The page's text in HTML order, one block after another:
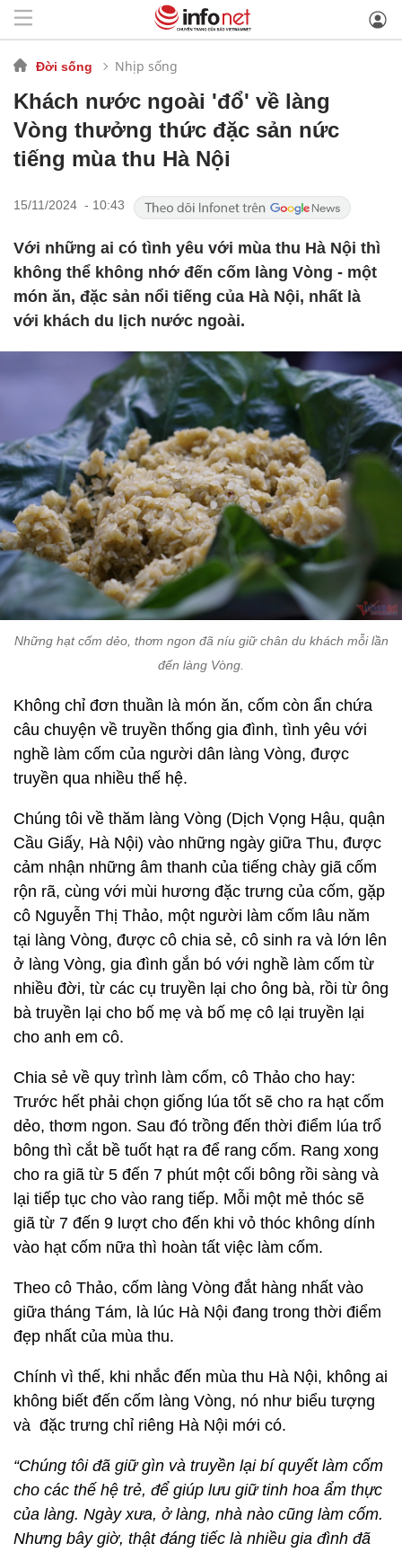
Đời sống Nhịp sống
Khách nước ngoài 'đổ' về làng
Vòng thưởng thức đặc sản nức
tiếng mùa thu Hà Nội
15/11/2024 - 10:43
Với những ai có tình yêu với mùa thu Hà Nội thì
không thể không nhớ đến cốm làng Vòng - một
món ăn, đặc sản nổi tiếng của Hà Nội, nhất là
với khách du lịch nước ngoài.
Những hạt cốm dẻo, thơm ngon đã níu giữ chân du khách mỗi lần
đến làng Vòng.
Không chỉ đơn thuần là món ăn, cốm còn ẩn chứa
câu chuyện về truyền thống gia đình, tình yêu với
nghề làm cốm của người dân làng Vòng, được
truyền qua nhiều thế hệ.
Chúng tôi về thăm làng Vòng (Dịch Vọng Hậu, quận
Cầu Giấy, Hà Nội) vào những ngày giữa Thu, được
cảm nhận những âm thanh của tiếng chày giã cốm
rộn rã, cùng với mùi hương đặc trưng của cốm, gặp
cô Nguyễn Thị Thảo, một người làm cốm lâu năm
tại làng Vòng, được cô chia sẻ, cô sinh ra và lớn lên
ở làng Vòng, gia đình gắn bó với nghề làm cốm từ
nhiều đời, từ các cụ truyền lại cho ông bà, rồi từ ông
bà truyền lại cho bố mẹ và bố mẹ cô lại truyền lại
cho anh em cô.
Chia sẻ về quy trình làm cốm, cô Thảo cho hay:
Trước hết phải chọn giống lúa tốt sẽ cho ra hạt cốm
dẻo, thơm ngon. Sau đó trồng đến thời điểm lúa trổ
bông thì cắt bề tuốt hạt ra để rang cốm. Rang xong
cho ra giã từ 5 đến 7 phút một cối bông rồi sàng và
lại tiếp tục cho vào rang tiếp. Mỗi một mẻ thóc sẽ
giã từ 7 đến 9 lượt cho đến khi vỏ thóc không dính
vào hạt cốm nữa thì hoàn tất việc làm cốm.
Theo cô Thảo, cốm làng Vòng đắt hàng nhất vào
giữa tháng Tám, là lúc Hà Nội đang trong thời điểm
đẹp nhất của mùa thu.
Chính vì thế, khi nhắc đến mùa thu Hà Nội, không ai
không biết đến cốm làng Vòng, nó như biểu tượng
và đặc trưng chỉ riêng Hà Nội mới có.
“Chúng tôi đã giữ gìn và truyền lại bí quyết làm cốm
cho các thế hệ trẻ, để giúp lưu giữ tinh hoa ẩm thực
của làng. Ngày xưa, ở làng, nhà nào cũng làm cốm.
Nhưng bây giờ, thật đáng tiếc là nhiều gia đình đã